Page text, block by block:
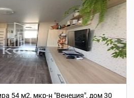
54 м2, мкр-н "Венеция", дом 30